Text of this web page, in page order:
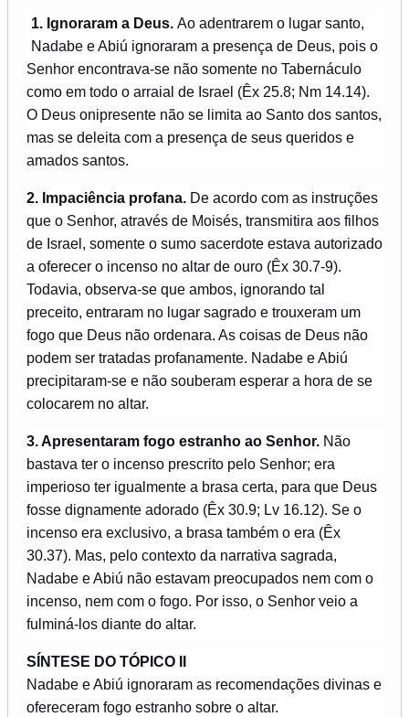
1. Ignoraram a Deus. Ao adentrarem o lugar santo,
Nadabe e Abiú ignoraram a presença de Deus, pois o
Senhor encontrava-se não somente no Tabernáculo
como em todo o arraial de Israel (Êx 25.8; Nm 14.14).
O Deus onipresente não se limita ao Santo dos santos,
mas se deleita com a presença de seus queridos e
amados santos.
2. Impaciência profana. De acordo com as instruções
que o Senhor, através de Moisés, transmitira aos filhos
de Israel, somente o sumo sacerdote estava autorizado
a oferecer o incenso no altar de ouro (Êx 30.7-9).
Todavia, observa-se que ambos, ignorando tal
preceito, entraram no lugar sagrado e trouxeram um
fogo que Deus não ordenara. As coisas de Deus não
podem ser tratadas profanamente. Nadabe e Abiú
precipitaram-se e não souberam esperar a hora de se
colocarem no altar.
3. Apresentaram fogo estranho ao Senhor. Não
bastava ter o incenso prescrito pelo Senhor; era
imperioso ter igualmente a brasa certa, para que Deus
fosse dignamente adorado (Êx 30.9; Lv 16.12). Se o
incenso era exclusivo, a brasa também o era (Êx
30.37). Mas, pelo contexto da narrativa sagrada,
Nadabe e Abiú não estavam preocupados nem com o
incenso, nem com o fogo. Por isso, o Senhor veio a
fulminá-los diante do altar.
SÍNTESE DO TÓPICO II
Nadabe e Abiú ignoraram as recomendações divinas e
ofereceram fogo estranho sobre o altar.